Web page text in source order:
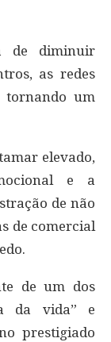
de diminuir
as redes
tornando um
elevado,
e a
de não
de comercial
de um dos
da vida” e
prestigiado